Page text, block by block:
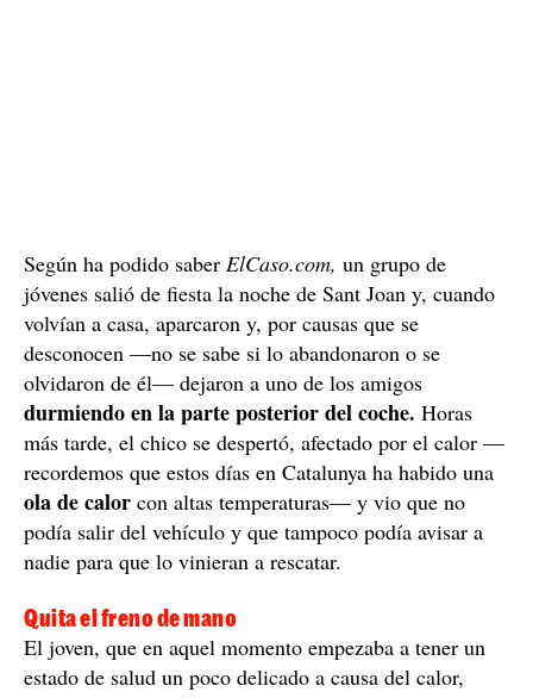
Según ha podido saber ElCaso.com, un grupo de
jóvenes salió de fiesta la noche de Sant Joan y, cuando
volvían a casa, aparcaron y, por causas que se
desconocen —no se sabe si lo abandonaron o se
olvidaron de él— dejaron a uno de los amigos
durmiendo en la parte posterior del coche. Horas
más tarde, el chico se despertó, afectado por el calor —
recordemos que estos días en Catalunya ha habido una
ola de calor con altas temperaturas— y vio que no
podía salir del vehículo y que tampoco podía avisar a
nadie para que lo vinieran a rescatar.
Quita el freno de mano
El joven, que en aquel momento empezaba a tener un
estado de salud un poco delicado a causa del calor,